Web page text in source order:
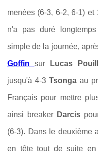
menées (6-3, 6-2, 6-1)
n'a pas duré
simple de la journée,
Goffin sur Lucas
jusqu'à 4-3Tsonga au
Français pour mettre
ainsi breaker Darcis
(6-3). Dans le deuxième
en tête tout de suite en